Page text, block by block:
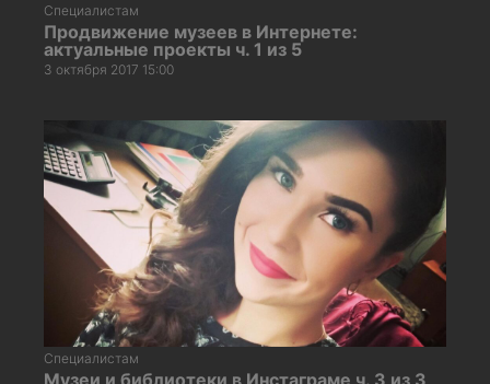
Специалистам
Продвижение музеев в Интернете:
актуальные проекты ч. 1 из 5
3 октября 2017 15:00
Специалистам
Музеи и библиотеки в Инстаграме ч. 3 из 3